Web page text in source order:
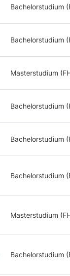
Bachelorstudium
Bachelorstudium
Masterstudium
Bachelorstudium
Bachelorstudium
Bachelorstudium
Masterstudium
Bachelorstudium